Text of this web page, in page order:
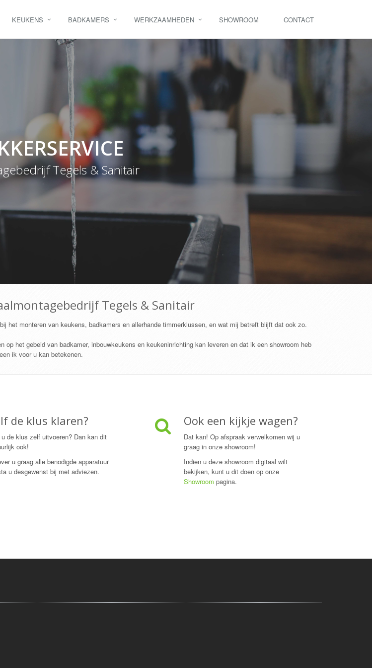
KEUKENS BADKAMERS WERKZAAMHEDEN SHOWROOM CONTACT
Tegels & Sanitair
Tegels & Sanitair
het monteren van keukens, badkamers en allerhande timmerklussen, en wat mij betreft blijft dat ook zo.
het gebeid van badkamer, inbouwkeukens en keukeninrichting kan leveren en dat ik een showroom heb
ik voor u kan betekenen.
de klus klaren?
de klus zelf uitvoeren? Dan kan dit
ook!
u graag alle benodigde apparatuur
u desgewenst bij met adviezen.
Ook een kijkje wagen?
Dat kan! Op afspraak verwelkomen wij u
graag in onze showroom!
Indien u deze showroom digitaal wilt
bekijken, kunt u dit doen op onze
Showroom pagina.